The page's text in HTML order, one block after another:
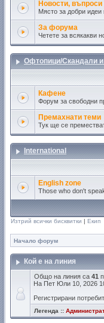
Новости,
Място за добри
За форума
Четете за всякакви
Офтопици/Скандали и
Кафене
Форум за свободни
Премахнати теми
Тук ще се
International
English zone
Those who don't
Изтрий всички бисквитки | Екип
Начало форум
Кой е на линия
Общо на линия са 41
На Пет Юли 10, 2026
Регистрирани
Легенда ::